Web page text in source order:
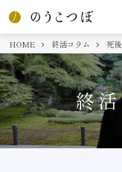
HOME 終活コラム 死
終